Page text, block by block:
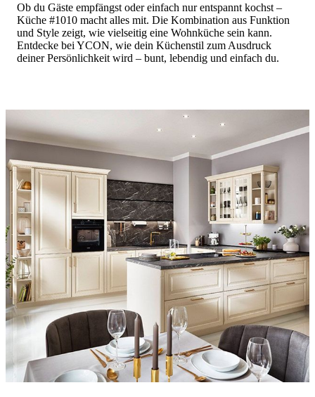
Ob du Gäste empfängst oder einfach nur entspannt kochst –
Küche #1010 macht alles mit. Die Kombination aus Funktion
und Style zeigt, wie vielseitig eine Wohnküche sein kann.
Entdecke bei YCON, wie dein Küchenstil zum Ausdruck
deiner Persönlichkeit wird – bunt, lebendig und einfach du.